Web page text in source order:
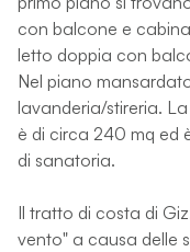
con balcone e
letto doppia con
Nel piano
lavanderia/stireria.
è di circa 240 mq ed
di sanatoria.
Il tratto di costa di
vento" a causa delle